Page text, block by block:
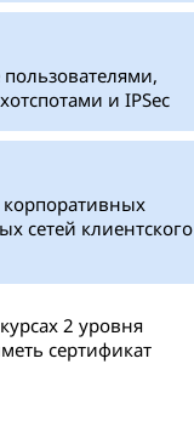
и IPSec
сетей клиентского
2 уровня
сертификат